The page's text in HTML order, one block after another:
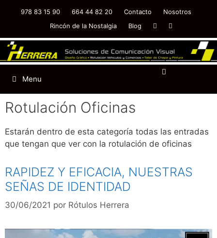
978 83 15 90 664 44 82 20 Contacto
Nosotros
Rincón de la Nostalgia
Blog
Menu
Rotulación Oficinas
Estarán dentro de esta categoría todas las entradas
que tengan que ver con la rotulación de oficinas
RAPIDEZ Y EFICACIA, NUESTRAS
SEÑAS DE IDENTIDAD
30/06/2021 por Rótulos Herrera